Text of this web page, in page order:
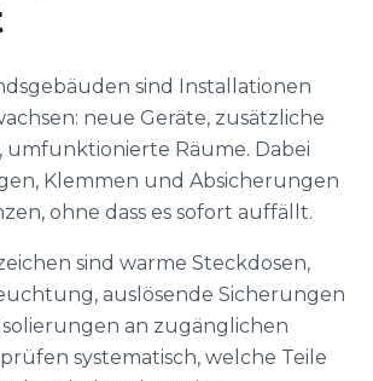
sind Installationen
neue Geräte, zusätzliche
umfunktionierte Räume. Dabei
Klemmen und Absicherungen
ohne dass es sofort auffällt.
sind warme Steckdosen,
auslösende Sicherungen
an zugänglichen
systematisch, welche Teile